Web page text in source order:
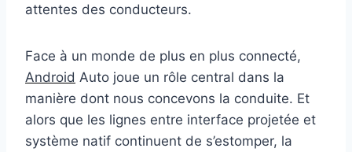
attentes des conducteurs.
Face à un monde de plus en plus connecté,
Android Auto joue un rôle central dans la
manière dont nous concevons la conduite. Et
alors que les lignes entre interface projetée et
système natif continuent de s’estomper, la